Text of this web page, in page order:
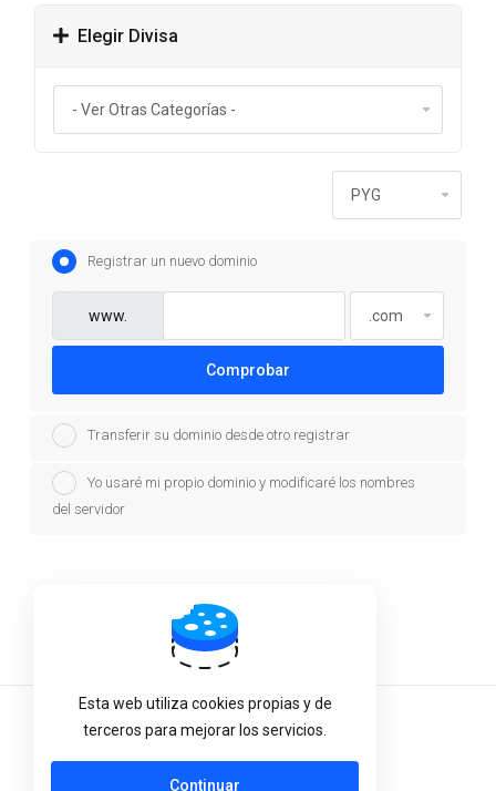
Elegir Divisa
Registrar un nuevo dominio
www.
Comprobar
Transferir su dominio desde otro registrar
Yo usaré mi propio dominio y modificaré los nombres
del servidor
Powered byWHMCompleteSolution
Español
Esta web utiliza cookies propias y de
terceros para mejorar los servicios.
Continuar